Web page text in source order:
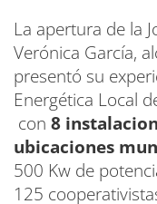
La apertura de la
Verónica García,
presentó su
Energética Local
con 8
ubicaciones
500 Kw de
125